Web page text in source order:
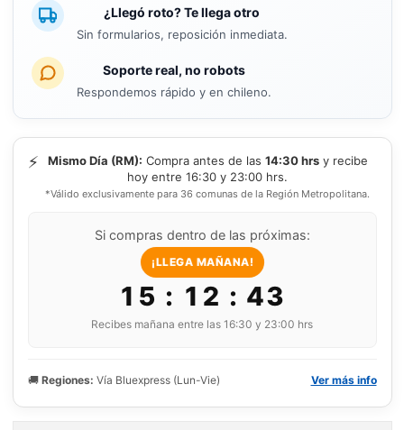
¿Llegó roto? Te llega otro
Sin formularios, reposición inmediata.
Soporte real, no robots
Respondemos rápido y en chileno.
⚡ Mismo Día (RM): Compra antes de las 14:30 hrsy recibe
hoy entre 16:30 y 23:00 hrs.
*Válido exclusivamente para 36 comunas de la Región Metropolitana.
Si compras dentro de las próximas:
¡LLEGA MAÑANA!
15 : 12 : 42
Recibes mañana entre las 16:30 y 23:00 hrs
🚚 Regiones: Vía Bluexpress (Lun-Vie) Ver más info